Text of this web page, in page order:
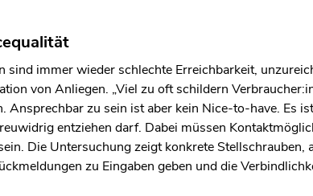
springen
immer wieder schlechte Erreichbarkeit,
von Anliegen. „Viel zu oft schildern
zu sein ist aber kein Nice-to-have. Es
entziehen darf. Dabei müssen
Die Untersuchung zeigt konkrete Stellschrauben,
zu Eingaben geben und die